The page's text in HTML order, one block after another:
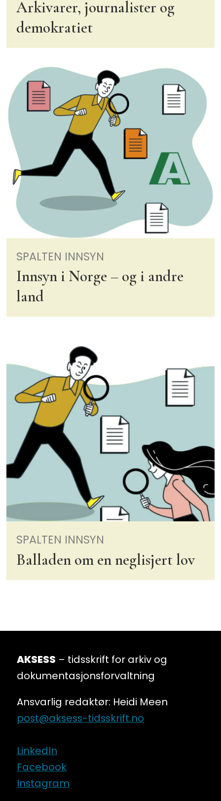
Arkivarer, journalister og
demokratiet
SPALTEN INNSYN
Innsyn i Norge – og i andre
land
SPALTEN INNSYN
Balladen om en neglisjert lov
AKSESS – tidsskrift for arkiv og
dokumentasjonsforvaltning
Ansvarlig redaktør: Heidi Meen
post@aksess-tidsskrift.no
LinkedIn
Facebook
Instagram